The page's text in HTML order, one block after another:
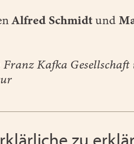
Alfred Schmidtund
Kafka
zu